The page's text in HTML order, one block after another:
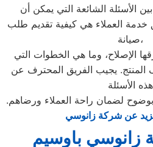
الأسئلة الشائعة التي يمكن أن
خدمة العملاء هي كيفية تقديم طلب
صيانة،
الإصلاح، وما هي الخطوات التي
المنتج. يجيب الفريق المحترف عن
هذه الأسئلة
لضمان راحة العملاء ورضاهم.
عن شركة زانوسي
زانوسي باوسيم